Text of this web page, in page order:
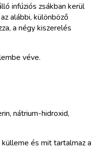
infúziós zsákban kerül
alábbi, különböző
a négy kiszerelés
véve.
nátrium-hidroxid,
és mit tartalmaz a